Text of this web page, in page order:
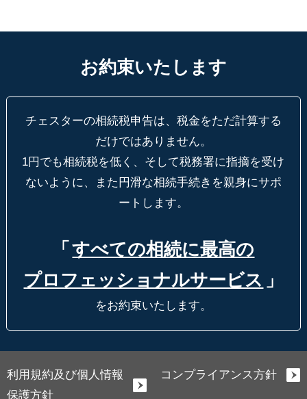
お約束いたします
チェスターの相続税申告は、税金をただ計算する
だけではありません。
1円でも相続税を低く、そして税務署に指摘を受け
ないように、
また円滑な相続手続きを親身にサポ
ートします。
「 すべての相続に最高の
プロフェッショナルサービス 」
をお約束いたします。
利用規約及び個人情報
保護方針
コンプライアンス方針